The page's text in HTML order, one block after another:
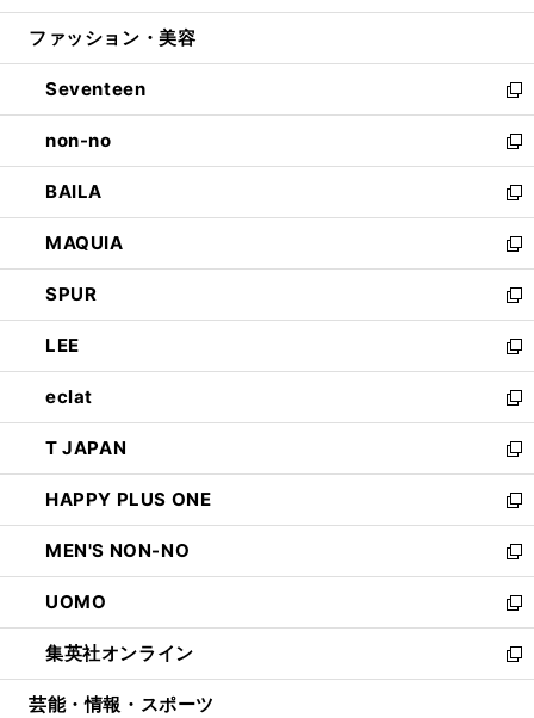
開
ウ
開
く
ン
ウ
で
開
く
ウ
ン
ド
ウ
で
開
く
ファッション・美容
Seventeen
新
し
い
ウ
ィ
ン
ド
ウ
で
開
く
non-no
新
し
い
ウ
ィ
ン
ド
ウ
で
開
く
BAILA
新
し
い
ウ
ィ
ン
ド
ウ
で
開
く
MAQUIA
新
し
い
ウ
ィ
ン
ド
ウ
で
開
く
SPUR
新
し
い
ウ
ィ
ン
ド
ウ
で
開
く
LEE
新
し
い
ウ
ィ
ン
ド
ウ
で
開
く
eclat
新
し
い
ウ
ィ
ン
ド
ウ
で
開
く
T JAPAN
新
し
い
ウ
ィ
ン
ド
ウ
で
開
HAPPY PLUS ONE
新
し
い
ウ
ィ
ン
ド
ウ
MEN'S NON-NO
新
し
い
ウ
ィ
ン
UOMO
新
し
い
ウ
集英社オンライン
新
し
芸能・情報・スポーツ